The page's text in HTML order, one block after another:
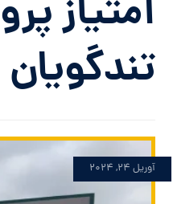
امتیاز
تندگویان
آوریل ۲۴, ۲۰۲۴